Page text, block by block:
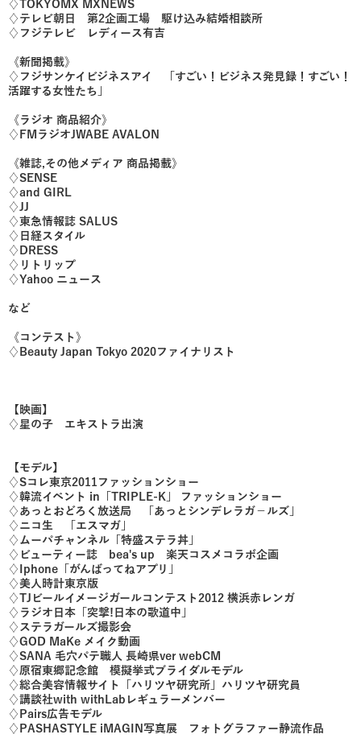
♢TOKYOMX MXNEWS
♢テレビ朝日 第2企画工場 駆け込み結婚相談所
♢フジテレビ レディース有吉
《新聞掲載》
♢フジサンケイビジネスアイ 「すごい！ビジネス発見録！すごい！
活躍する女性たち」
《ラジオ 商品紹介》
♢FMラジオJWABE AVALON
《雑誌,その他メディア 商品掲載》
♢SENSE
♢and GIRL
♢JJ
♢東急情報誌 SALUS
♢日経スタイル
♢DRESS
♢リトリップ
♢Yahoo ニュース
など
《コンテスト》
♢Beauty Japan Tokyo 2020ファイナリスト
【映画】
♢星の子 エキストラ出演
【モデル】
♢Sコレ東京2011ファッションショー
♢韓流イベント in「TRIPLE-K」 ファッションショー
♢あっとおどろく放送局 「あっとシンデレラガ－ルズ」
♢ニコ生 「エスマガ」
♢ムーパチャンネル「特盛ステラ丼」
♢ビューティー誌 bea's up 楽天コスメコラボ企画
♢Iphone「がんばってねアプリ」
♢美人時計東京版
♢TJビールイメージガールコンテスト2012 横浜赤レンガ
♢ラジオ日本「突撃!日本の歌道中」
♢ステラガールズ撮影会
♢GOD MaKe メイク動画
♢SANA 毛穴パテ職人 長崎県ver webCM
♢原宿東郷記念館 模擬挙式ブライダルモデル
♢総合美容情報サイト「ハリツヤ研究所」ハリツヤ研究員
♢講談社with withLabレギュラーメンバー
♢Pairs広告モデル
♢PASHASTYLE iMAGIN写真展 フォトグラファー静流作品